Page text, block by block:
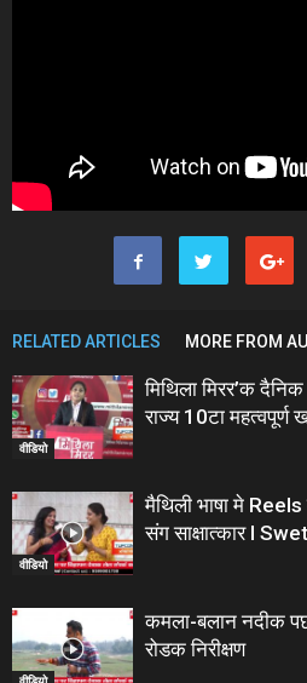
RELATED ARTICLES MORE FROM
वीडियो
मिथिला मिरर’क
राज्य 10टा महत्वपूर्ण
वीडियो
मैथिली भाषा मे
संग साक्षात्कार I
कमला-बलान नदीक
रोडक निरीक्षण